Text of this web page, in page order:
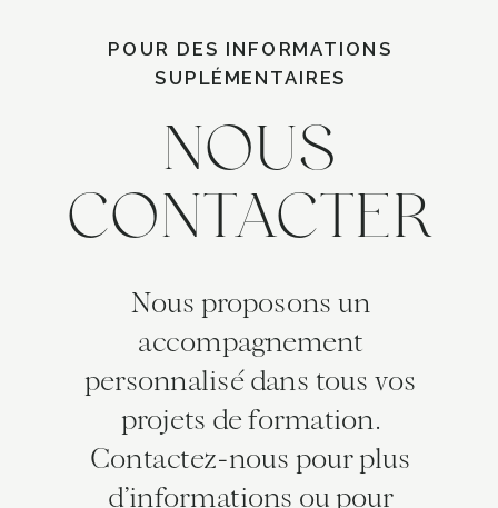
POUR DES INFORMATIONS
SUPLÉMENTAIRES
NOUS
CONTACTER
Nous proposons un
accompagnement
personnalisé dans tous vos
projets de formation.
Contactez-nous pour plus
d’informations ou pour